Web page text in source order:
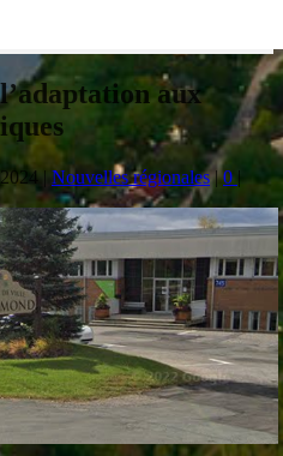
aux
| Nouvelles régionales|0 |